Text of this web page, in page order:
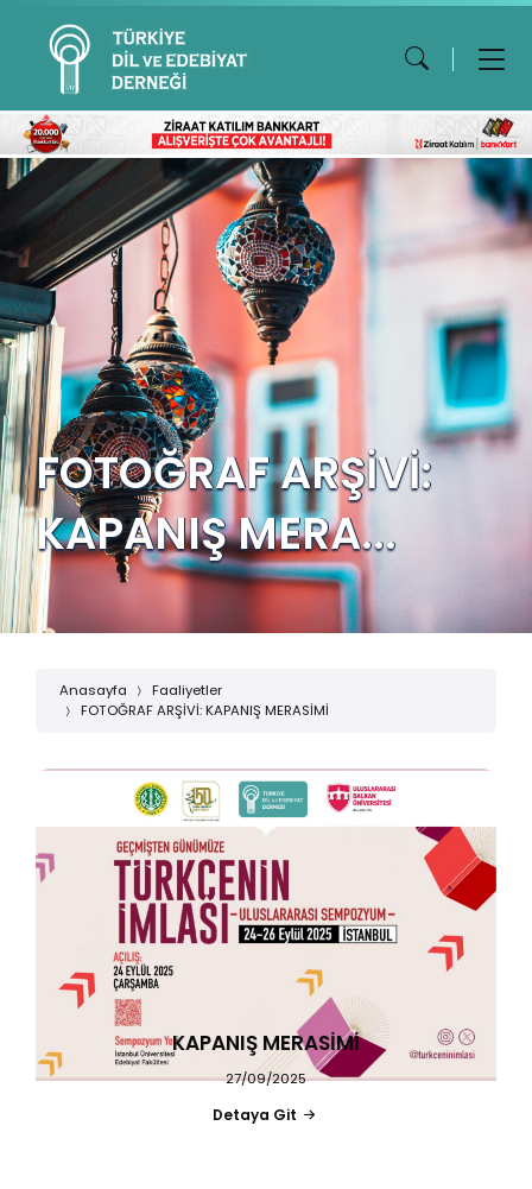
FOTOĞRAF ARŞİVİ:
KAPANIŞ MERA...
Anasayfa
Faaliyetler
FOTOĞRAF ARŞİVİ: KAPANIŞ MERASİMİ
KAPANIŞ MERASİMİ
27/09/2025
Detaya Git